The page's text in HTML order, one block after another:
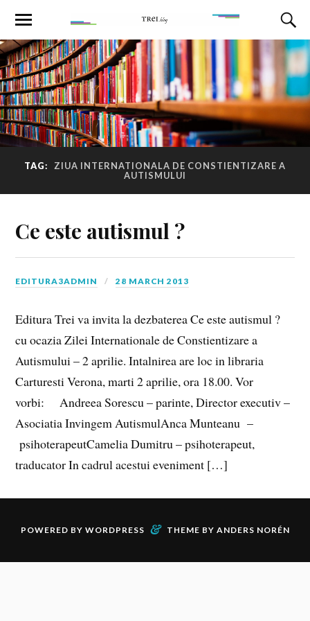
TAG:
ZIUA INTERNATIONALA DE CONSTIENTIZARE A
AUTISMULUI
Ce este autismul ?
EDITURA3ADMIN 28 MARCH 2013
Editura Trei va invita la dezbaterea Ce este autismul ?
cu ocazia Zilei Internationale de Constientizare a
Autismului – 2 aprilie. Intalnirea are loc in libraria
Carturesti Verona, marti 2 aprilie, ora 18.00. Vor
vorbi: Andreea Sorescu – parinte, Director executiv –
Asociatia Invingem AutismulAnca Munteanu –
psihoterapeutCamelia Dumitru – psihoterapeut,
traducator In cadrul acestui eveniment […]
POWERED BY WORDPRESS & THEME BY ANDERS NORÉN